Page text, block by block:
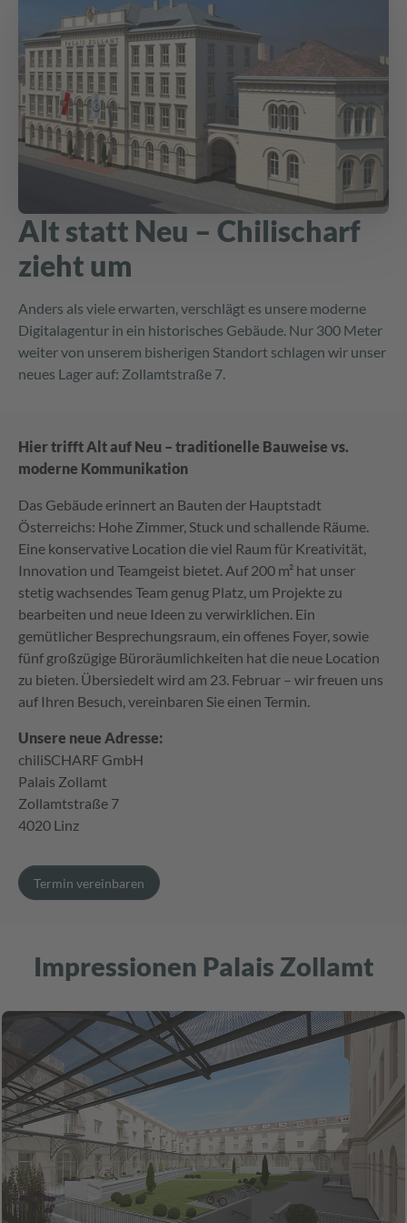
Alt statt Neu – Chilischarf
zieht um
Anders als viele erwarten, verschlägt es unsere moderne
Digitalagentur in ein historisches Gebäude. Nur 300 Meter
weiter von unserem bisherigen Standort schlagen wir unser
neues Lager auf: Zollamtstraße 7.
Hier trifft Alt auf Neu – traditionelle Bauweise vs.
moderne Kommunikation
Das Gebäude erinnert an Bauten der Hauptstadt
Österreichs: Hohe Zimmer, Stuck und schallende Räume.
Eine konservative Location die viel Raum für Kreativität,
Innovation und Teamgeist bietet. Auf 200 m² hat unser
stetig wachsendes Team genug Platz, um Projekte zu
bearbeiten und neue Ideen zu verwirklichen. Ein
gemütlicher Besprechungsraum, ein offenes Foyer, sowie
fünf großzügige Büroräumlichkeiten hat die neue Location
zu bieten. Übersiedelt wird am 23. Februar – wir freuen uns
auf Ihren Besuch, vereinbaren Sie einen Termin.
Unsere neue Adresse:
chiliSCHARF GmbH
Palais Zollamt
Zollamtstraße 7
4020 Linz
Termin vereinbaren
Impressionen Palais Zollamt